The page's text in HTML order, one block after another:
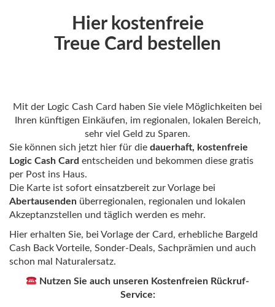
Hier kostenfreie
Treue Card bestellen
Mit der Logic Cash Card haben Sie viele Möglichkeiten bei
Ihren künftigen Einkäufen, im regionalen, lokalen Bereich,
sehr viel Geld zu Sparen.
Sie können sich jetzt hier für die dauerhaft, kostenfreie
Logic Cash Card entscheiden und bekommen diese gratis
per Post ins Haus.
Die Karte ist sofort einsatzbereit zur Vorlage bei
Abertausenden überregionalen, regionalen und lokalen
Akzeptanzstellen und täglich werden es mehr.
Hier erhalten Sie, bei Vorlage der Card, erhebliche Bargeld
Cash Back Vorteile, Sonder-Deals, Sachprämien und auch
schon mal Naturalersatz.
Nutzen Sie auch unseren Kostenfreien Rückruf-
Service: